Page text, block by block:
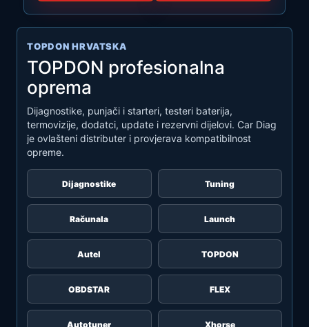
TOPDON HRVATSKA
TOPDON profesionalna
oprema
Dijagnostike, punjači i starteri, testeri baterija,
termovizije, dodatci, update i rezervni dijelovi. Car Diag
je ovlašteni distributer i provjerava kompatibilnost
opreme.
Dijagnostike Tuning
Računala Launch
Autel TOPDON
OBDSTAR FLEX
Autotuner Xhorse